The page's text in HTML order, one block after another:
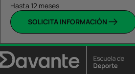
Hasta 12 meses
SOLICITA INFORMACIÓN